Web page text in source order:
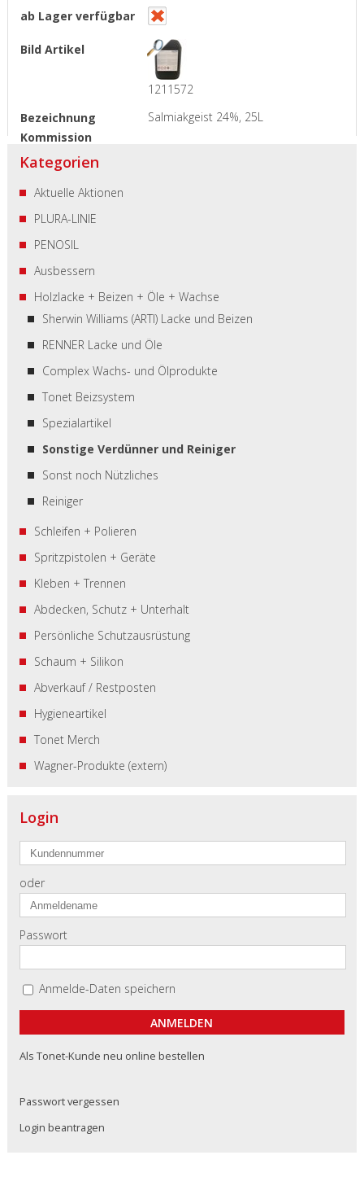
1211572
Salmiakgeist 24%, 25L
Kategorien
Aktuelle Aktionen
PLURA-LINIE
PENOSIL
Ausbessern
Holzlacke + Beizen + Öle + Wachse
Sherwin Williams (ARTI) Lacke und Beizen
RENNER Lacke und Öle
Complex Wachs- und Ölprodukte
Tonet Beizsystem
Spezialartikel
Sonstige Verdünner und Reiniger
Sonst noch Nützliches
Reiniger
Schleifen + Polieren
Spritzpistolen + Geräte
Kleben + Trennen
Abdecken, Schutz + Unterhalt
Persönliche Schutzausrüstung
Schaum + Silikon
Abverkauf / Restposten
Hygieneartikel
Tonet Merch
Wagner-Produkte (extern)
Login
oder
Passwort
Anmelde-Daten speichern
Als Tonet-Kunde neu online bestellen
Passwort vergessen
Login beantragen